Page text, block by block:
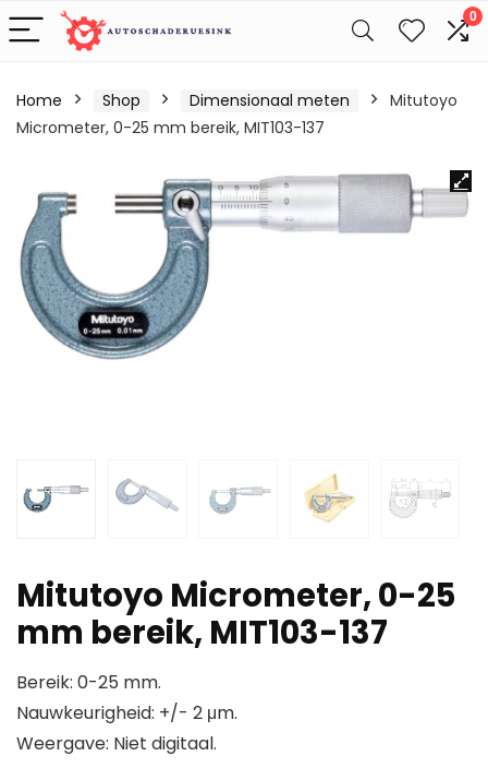
0
Home Shop Dimensionaal meten
Mitutoyo
Micrometer, 0-25 mm bereik, MIT103-137
Mitutoyo Micrometer, 0-25
mm bereik, MIT103-137
Bereik: 0-25 mm.
Nauwkeurigheid: +/- 2 μm.
Weergave: Niet digitaal.